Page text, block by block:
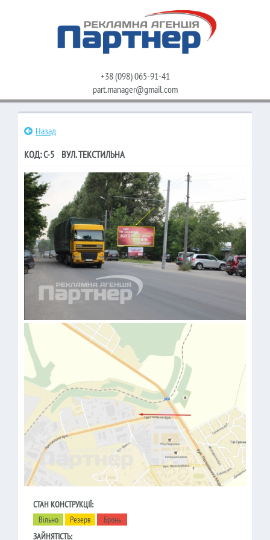
+38 (098) 065-91-41
part.manager@gmail.com
Назад
КОД: C-5 ВУЛ. ТЕКСТИЛЬНА
СТАН КОНСТРУКЦІЇ:
Вільно
Резерв
Бронь
ЗАЙНЯТІСТЬ: